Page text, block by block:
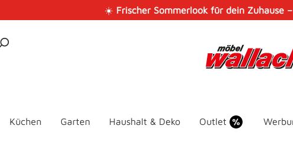
☀️ Frischer Sommerlook für dein Zuhause
Küchen Garten Haushalt & Deko Outlet